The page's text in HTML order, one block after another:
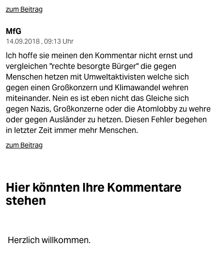
zum Beitrag
MfG
14.09.2018 , 09:13 Uhr
Ich hoffe sie meinen den Kommentar nicht ernst und
vergleichen "rechte besorgte Bürger" die gegen
Menschen hetzen mit Umweltaktivisten welche sich
gegen einen Großkonzern und Klimawandel wehren
miteinander. Nein es ist eben nicht das Gleiche sich
gegen Nazis, Großkonzerne oder die Atomlobby zu wehre
oder gegen Ausländer zu hetzen. Diesen Fehler begehen
in letzter Zeit immer mehr Menschen.
zum Beitrag
Hier könnten Ihre Kommentare
stehen
Herzlich willkommen.